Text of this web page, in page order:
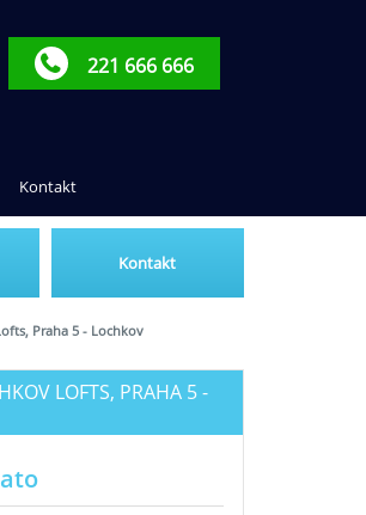
221 666 666
Kontakt
Kontakt
Praha 5 - Lochkov
LOFTS, PRAHA 5 -